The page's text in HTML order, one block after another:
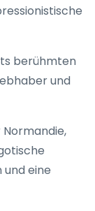
berühmten
und
eine